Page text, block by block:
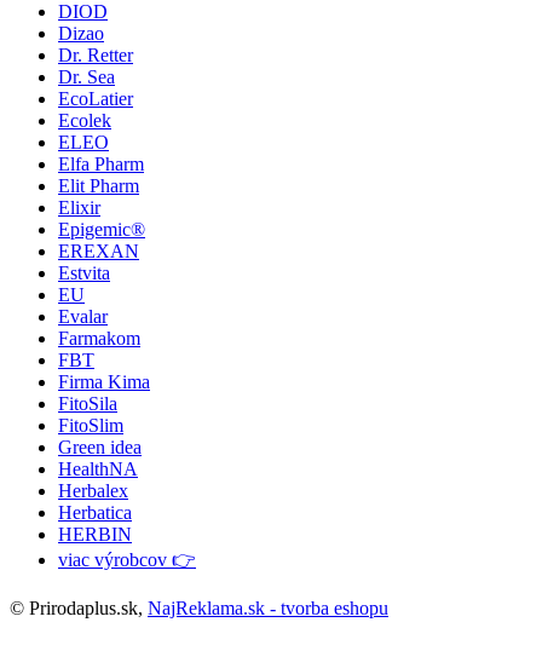
DIOD
Dizao
Dr. Retter
Dr. Sea
EcoLatier
Ecolek
ELEO
Elfa Pharm
Elit Pharm
Elixir
Epigemic®
EREXAN
Estvita
EU
Evalar
Farmakom
FBT
Firma Kima
FitoSila
FitoSlim
Green idea
HealthNA
Herbalex
Herbatica
HERBIN
viac výrobcov 👉
© Prirodaplus.sk, NajReklama.sk - tvorba eshopu